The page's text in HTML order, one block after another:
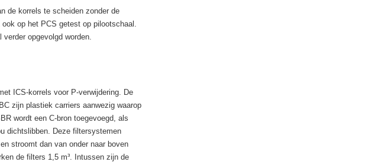
de korrels te scheiden zonder de
op het PCS getest op pilootschaal.
opgevolgd worden.
ICS-korrels voor P-verwijdering. De
zijn plastiek carriers aanwezig waarop
wordt een C-bron toegevoegd, als
dichtslibben. Deze filtersystemen
stroomt dan van onder naar boven
de filters 1,5 m³. Intussen zijn de